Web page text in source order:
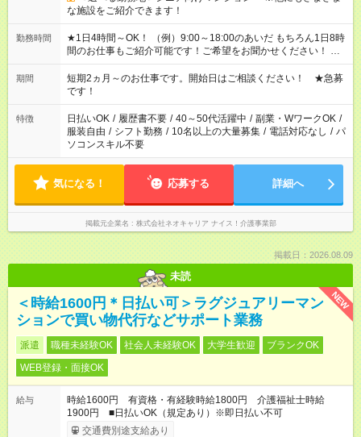
な施設をご紹介できます！
勤務時間
★1日4時間～OK！ （例）9:00～18:00のあいだ もちろん1日8時
間のお仕事もご紹介可能です！ご希望をお聞かせください！ ★
家庭の都合でお休みが必要な場合も遠慮なくご相談ください。
※週最低15時間以上の勤務が必要です
期間
短期2ヵ月～のお仕事です。開始日はご相談ください！ ★急募
です！
特徴 日払いOK / 履歴書不要 / 40～50代活躍中 / 副業・WワークOK /
服装自由 / シフト勤務 / 10名以上の大量募集 / 電話対応なし / パ
ソコンスキル不要
気になる！ 応募する 詳細へ
掲載元企業名 株式会社ネオキャリア ナイス！介護事業部
掲載日：2026.08.09
未読
NEW
＜時給1600円＊日払い可＞ラグジュアリーマン
ションで買い物代行などサポート業務
派遣 職種未経験OK 社会人未経験OK 大学生歓迎
ブランクOK
WEB登録・面接OK
給与
時給1600円 有資格・有経験時給1800円 介護福祉士時給
1900円 ■日払いOK（規定あり）※即日払い不可
交通費別途支給あり